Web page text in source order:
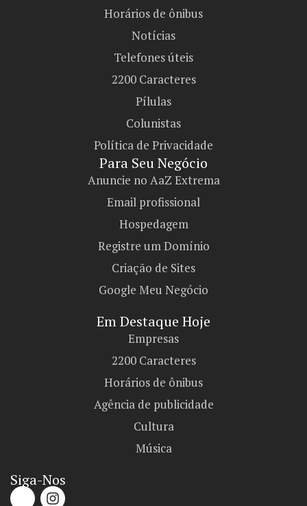
Horários de ônibus
Notícias
Telefones úteis
2200 Caracteres
Pílulas
Colunistas
Política de Privacidade
Para Seu Negócio​
Anuncie no AaZ Extrema
Email profissional
Hospedagem
Registre um Domínio
Criação de Sites
Google Meu Negócio
Em Destaque Hoje
Empresas
2200 Caracteres
Horários de ônibus
Agência de publicidade
Cultura
Música
Siga-Nos